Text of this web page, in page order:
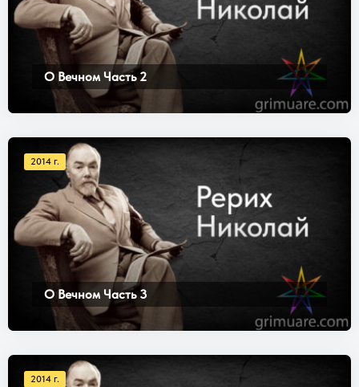
О Вечном Часть 2
2014 г.
О Вечном Часть 3
2014 г.